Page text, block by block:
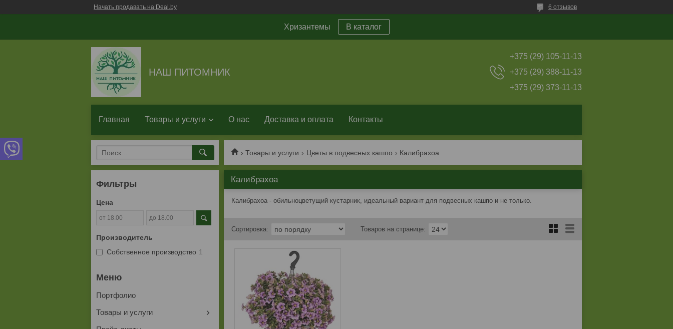
Начать продавать на Deal.by 6 отзывов
Хризантемы В каталог
НАШ ПИТОМНИК
+375 (29) 105-11-13
+375 (29) 388-11-13
+375 (29) 373-11-13
Главная Товары и услуги О нас Доставка и оплата Контакты
Товары и услуги Цветы в подвесных кашпо Калибрахоа
Калибрахоа
Калибрахоа - обильноцветущий кустарник, идеальный вариант для подвесных кашпо и не только.
Фильтры
Цена
Производитель
Собственное производство 1
Портфолио
Товары и услуги